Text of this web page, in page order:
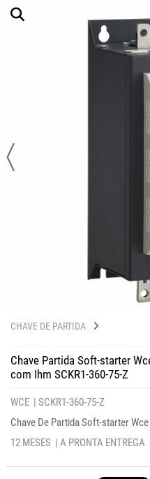
CHAVE DE PARTIDA
Chave Partida Soft-starter
com Ihm SCKR1-360-75-Z
WCE | SCKR1-360-75-Z
Chave De Partida Soft-starter
12 MESES | A PRONTA ENTREGA